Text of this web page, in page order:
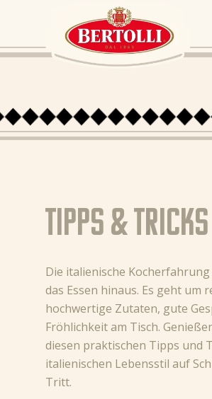
Tipps & Tricks
Die italienische
das Essen hinaus. Es geht um
hochwertige Zutaten, gute
Fröhlichkeit am Tisch.
diesen praktischen Tipps und
italienischen Lebensstil auf
Tritt.